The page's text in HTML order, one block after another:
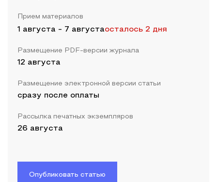
Прием материалов
1 августа - 7 августаосталось 2 дня
Размещение PDF-версии журнала
12 августа
Размещение электронной версии статьи
сразу после оплаты
Рассылка печатных экземпляров
26 августа
Опубликовать статью